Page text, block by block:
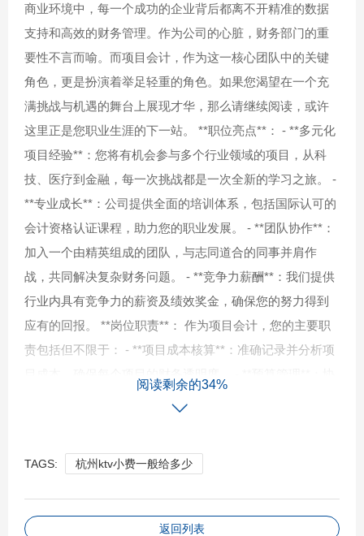
商业环境中，每一个成功的企业背后都离不开精准的数据
支持和高效的财务管理。作为公司的心脏，财务部门的重
要性不言而喻。而项目会计，作为这一核心团队中的关键
角色，更是扮演着举足轻重的角色。如果您渴望在一个充
满挑战与机遇的舞台上展现才华，那么请继续阅读，或许
这里正是您职业生涯的下一站。 **职位亮点**： - **多元化
项目经验**：您将有机会参与多个行业领域的项目，从科
技、医疗到金融，每一次挑战都是一次全新的学习之旅。 -
**专业成长**：公司提供全面的培训体系，包括国际认可的
会计资格认证课程，助力您的职业发展。 - **团队协作**：
加入一个由精英组成的团队，与志同道合的同事并肩作
战，共同解决复杂财务问题。 - **竞争力薪酬**：我们提供
行业内具有竞争力的薪资及绩效奖金，确保您的努力得到
应有的回报。 **岗位职责**： 作为项目会计，您的主要职
责包括但不限于： - **项目成本核算**：准确记录并分析项
税务筹划**：熟悉税法，合理规划项目税务，确保合规性同
时优化税务成本。 - **内部控制**：建立和完善项目财务管
理流程，确保财务数据的准确性和完整性。 **我们期待您
阅读剩余的34%
TAGS: 杭州ktv小费一般给多少
返回列表